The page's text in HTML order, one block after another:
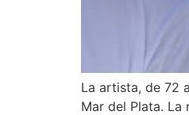
La artista, de 72
Mar del Plata.